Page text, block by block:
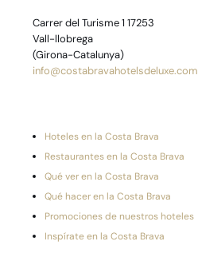
Carrer del Turisme 1 17253
Vall-llobrega
(Girona-Catalunya)
info@costabravahotelsdeluxe.com
Hoteles en la Costa Brava
Restaurantes en la Costa Brava
Qué ver en la Costa Brava
Qué hacer en la Costa Brava
Promociones de nuestros hoteles
Inspírate en la Costa Brava